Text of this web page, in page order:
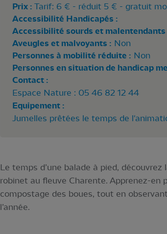
Prix : Tarif: 6 € - réduit 5 € - gratuit
Accessibilité Handicapés :
Accessibilité sourds et malentendants
Aveugles et malvoyants : Non
Personnes à mobilité réduite : Non
Personnes en situation de handicap
Contact :
Espace Nature : 05 46 82 12 44
Equipement :
Jumelles prêtées le temps de
Le temps d’une balade à pied,
robinet au fleuve Charente. Apprenez-en
compostage des boues, tout en
l’année.